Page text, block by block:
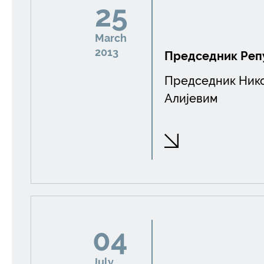
25
March
2013
Председник
Председник
Алијевим
04